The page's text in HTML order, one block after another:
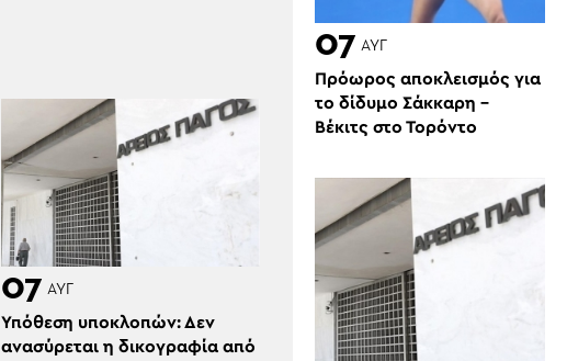
07 ΑΥΓ
Υπόθεση υποκλοπών: Δεν
ανασύρεται η δικογραφία από
07 ΑΥΓ
Πρόωρος αποκλεισμός για
το δίδυμο Σάκκαρη –
Βέκιτς στο Τορόντο